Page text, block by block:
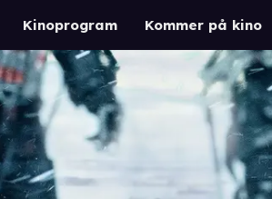
Kinoprogram Kommer på kino